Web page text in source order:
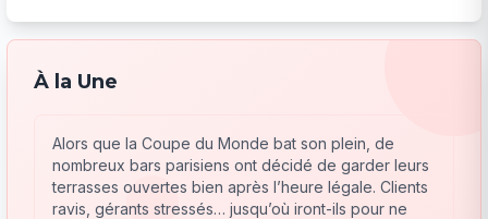
À la Une
Alors que la Coupe du Monde bat son plein, de
nombreux bars parisiens ont décidé de garder leurs
terrasses ouvertes bien après l’heure légale. Clients
ravis, gérants stressés… jusqu’où iront-ils pour ne